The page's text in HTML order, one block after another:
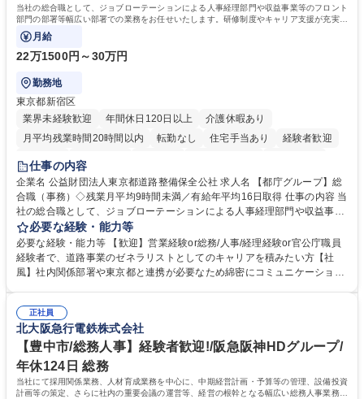
当社の総合職として、ジョブローテーションによる人事経理部門や収益事業等のフロント
部門の部署等幅広い部署での業務をお任せいたします。研修制度やキャリア支援が充実し
ております！ ※下記業務詳細
月給
22万1500円～30万円
勤務地
東京都新宿区
業界未経験歓迎
年間休日120日以上
介護休暇あり
月平均残業時間20時間以内
転勤なし 住宅手当あり
経験者歓迎
研修あり
退職金あり
駅近5分以内
資格取得手当あり 食事補助あり
仕事の内容
企業名 公益財団法人東京都道路整備保全公社 求人名 【都庁グループ】総
合職（事務）◇残業月平均9時間未満／有給年平均16日取得 仕事の内容 当
社の総合職として、ジョブローテーションによる人事経理部門や収益事業
等のフロント部門の部署等幅広い部署での業務をお任せいたします。研修
制度やキャリア支援が充実しております！ ※下記業務詳細 【業務詳細】■
管理部門：広報、人事、経理など当公社の運営に係る管理業務 ■収益部
門：駐車場の新規開拓、管理運営、新宿駅西口広場の「イベントコーナ
道路施設や道路工事現場の見学ツアー事業 ※入社後は上記いずれかの部門
へ配属。※業務内容変更の範囲：会社の定める業務 募集職種 【都庁グル
ープ】総合職（事務）◇残業月平均9時間未満／有給年平均16日取得
必要な経験・能力等
必要な経験・能力等 【歓迎】営業経験or総務/人事/経理経験or官公庁職員
経験者で、道路事業のゼネラリストとしてのキャリアを積みたい方【社
風】社内関係部署や東京都と連携が必要なため綿密にコミュニケーション
部門など多岐に渡る業務を経験できます。 ■様々なプロジェクト：駐車場
事業の他、新宿駅西口広場内に設置された照明を兼ねた広告「ブライトサ
イン」の管理運営を行うなど、事業収益を生み出す活動を積極的に行って
います。 学歴・資格 学歴：大学院 大学 高専 短大 専修学校 高校 語学力：
資格：
正社員
北大阪急行電鉄株式会社
【豊中市/総務人事】経験者歓迎!/阪急阪神HDグループ/
年休124日 総務
当社にて採用関係業務、人材育成業務を中心に、中期経営計画・予算等の管理、設備投資
計画等の策定、さらに社内の重要会議の運営等、経営の根幹となる幅広い総務人事業務全